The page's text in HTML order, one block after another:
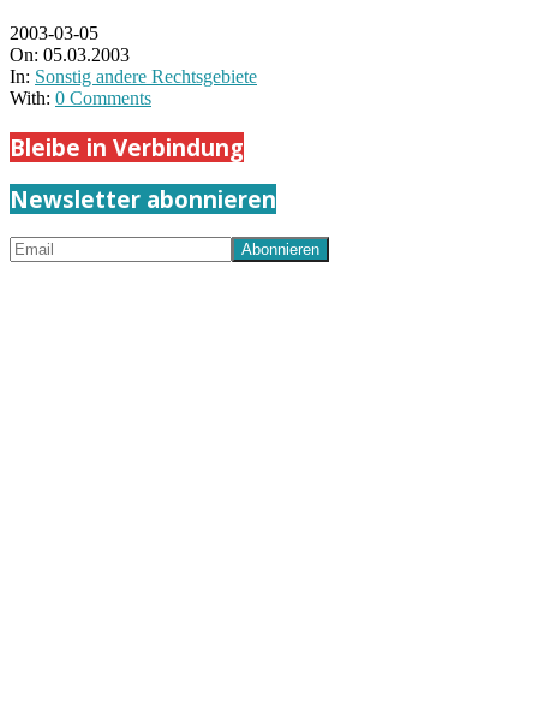
2003-03-05
On: 05.03.2003
In: Sonstig andere Rechtsgebiete
With: 0 Comments
Bleibe in Verbindung
Newsletter abonnieren